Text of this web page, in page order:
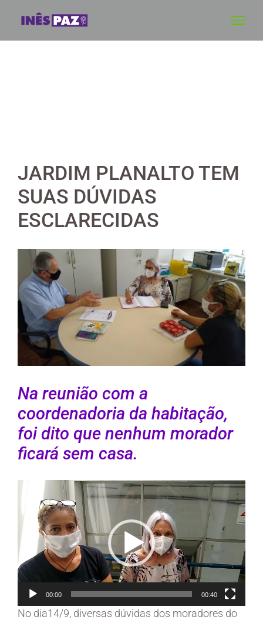
JARDIM PLANALTO TEM
SUAS DÚVIDAS
ESCLARECIDAS
View
Larger
Image
Na reunião com a
coordenadoria da habitação,
foi dito que nenhum morador
ficará sem casa.
Tocador
vídeo
00:00 00:40
No dia14/9, diversas dúvidas dos moradores do